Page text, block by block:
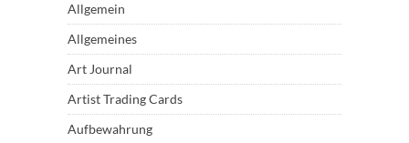
Allgemein
Allgemeines
Art Journal
Artist Trading Cards
Aufbewahrung